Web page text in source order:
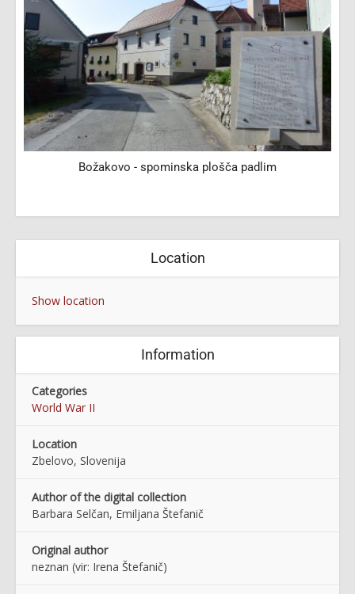
Božakovo - spominska plošča padlim
Location
Show location
Information
Categories
World War II
Location
Zbelovo, Slovenija
Author of the digital collection
Barbara Selčan, Emiljana Štefanič
Original author
neznan (vir: Irena Štefanič)